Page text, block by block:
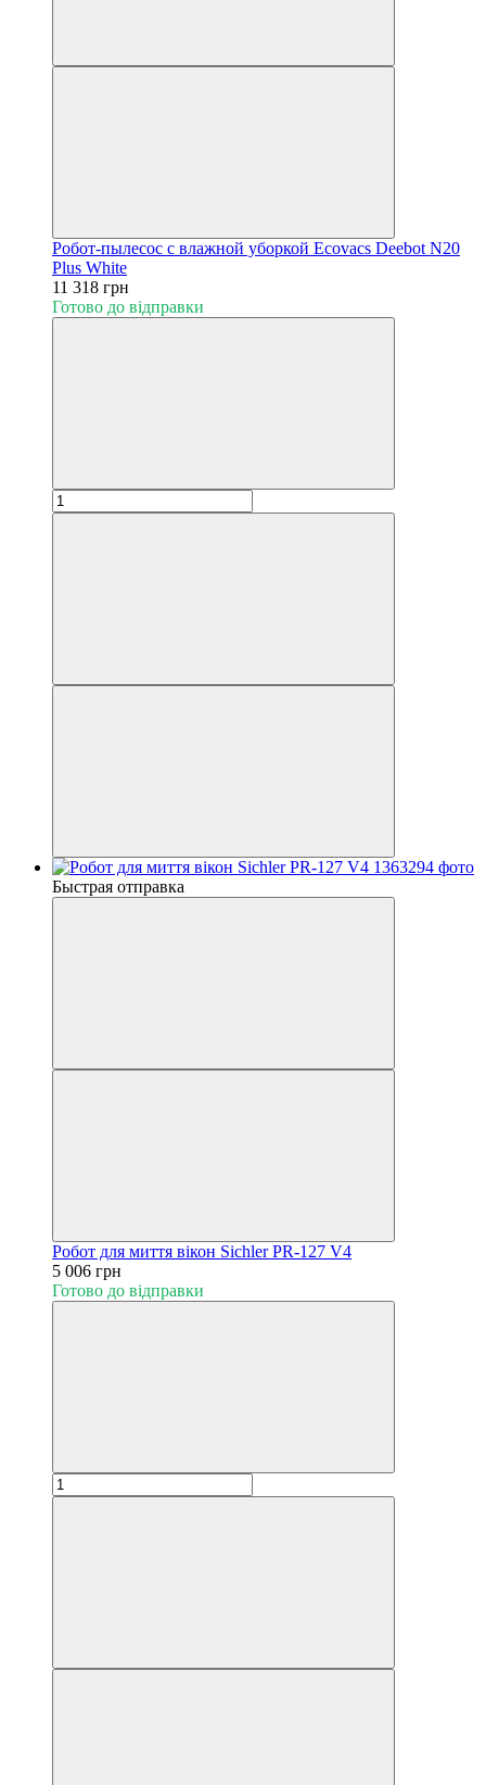
Робот-пылесос с влажной уборкой Ecovacs Deebot N20
Plus White
11 318 грн
Готово до відправки
Быстрая отправка
Робот для миття вікон Sichler PR-127 V4
5 006 грн
Готово до відправки